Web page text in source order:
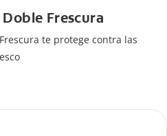
Frescura
te protege contra las